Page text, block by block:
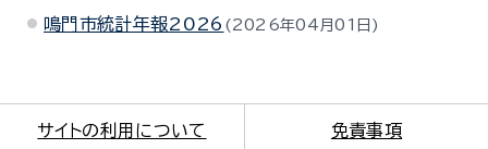
鳴門市統計年報2026 2026年04月01日
サイトの利用について 免責事項